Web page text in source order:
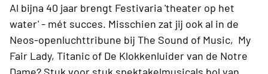
Al bijna 40 jaar brengt Festivaria 'theater op het
water' - mét succes. Misschien zat jij ook al in de
Neos-openluchttribune bij The Sound of Music, My
Fair Lady, Titanic of De Klokkenluider van de Notre